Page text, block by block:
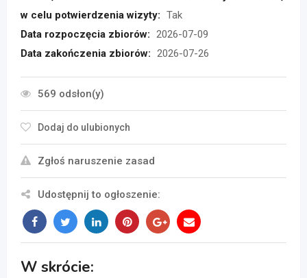
w celu potwierdzenia wizyty: Tak
Data rozpoczęcia zbiorów: 2026-07-09
Data zakończenia zbiorów: 2026-07-26
569 odsłon(y)
Dodaj do ulubionych
Zgłoś naruszenie zasad
Udostępnij to ogłoszenie:
W skrócie: